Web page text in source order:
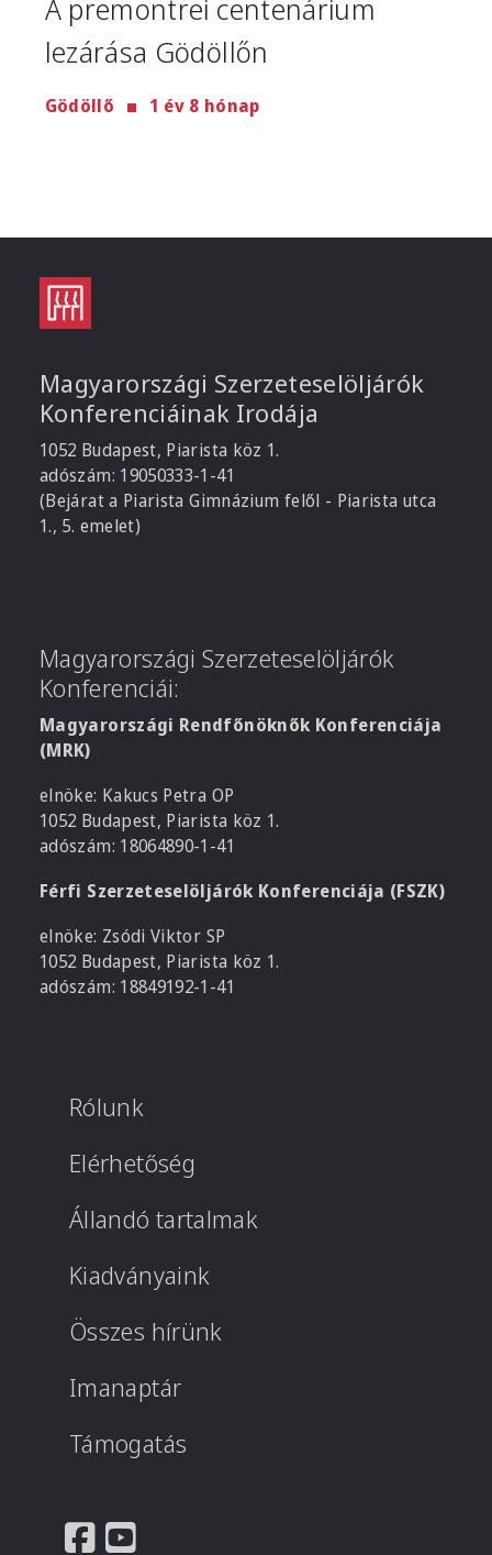
A premontrei centenárium
lezárása Gödöllőn
Gödöllő 1 év 8 hónap
Magyarországi Szerzeteselöljárók
Konferenciáinak Irodája
1052 Budapest, Piarista köz 1.
adószám: 19050333-1-41
(Bejárat a Piarista Gimnázium felől - Piarista utca
1., 5. emelet)
Magyarországi Szerzeteselöljárók
Konferenciái:
Magyarországi Rendfőnöknők Konferenciája
(MRK)
elnöke: Kakucs Petra OP
1052 Budapest, Piarista köz 1.
adószám: 18064890-1-41
Férfi Szerzeteselöljárók Konferenciája (FSZK)
elnöke: Zsódi Viktor SP
1052 Budapest, Piarista köz 1.
adószám: 18849192-1-41
Rólunk
Elérhetőség
Állandó tartalmak
Kiadványaink
Összes hírünk
Imanaptár
Támogatás